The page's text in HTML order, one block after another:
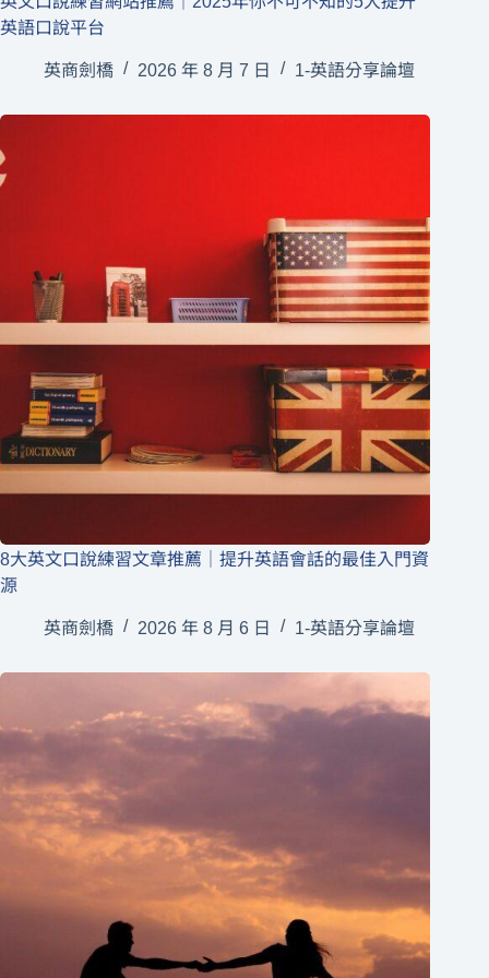
英語口說平台
英商劍橋 2026 年 8 月 7 日 1-英語分享論壇
8大英文口說練習文章推薦｜提升英語會話的最佳入門資
源
英商劍橋 2026 年 8 月 6 日 1-英語分享論壇